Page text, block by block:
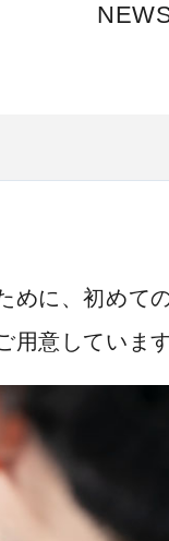
めに、初めて
用意していま